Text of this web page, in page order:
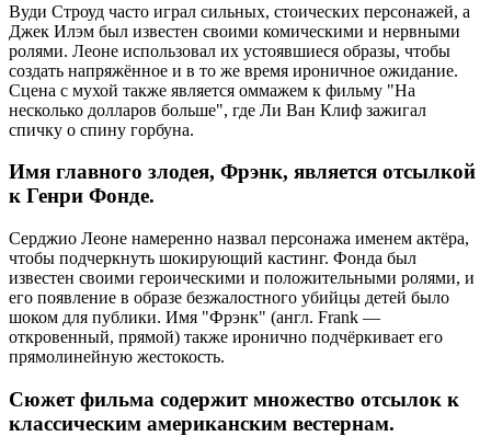
Вуди Строуд часто играл сильных, стоических персонажей, а
Джек Илэм был известен своими комическими и нервными
ролями. Леоне использовал их устоявшиеся образы, чтобы
создать напряжённое и в то же время ироничное ожидание.
Сцена с мухой также является оммажем к фильму "На
несколько долларов больше", где Ли Ван Клиф зажигал
спичку о спину горбуна.
Имя главного злодея, Фрэнк, является отсылкой
к Генри Фонде.
Серджио Леоне намеренно назвал персонажа именем актёра,
чтобы подчеркнуть шокирующий кастинг. Фонда был
известен своими героическими и положительными ролями, и
его появление в образе безжалостного убийцы детей было
шоком для публики. Имя "Фрэнк" (англ. Frank —
откровенный, прямой) также иронично подчёркивает его
прямолинейную жестокость.
Сюжет фильма содержит множество отсылок к
классическим американским вестернам.